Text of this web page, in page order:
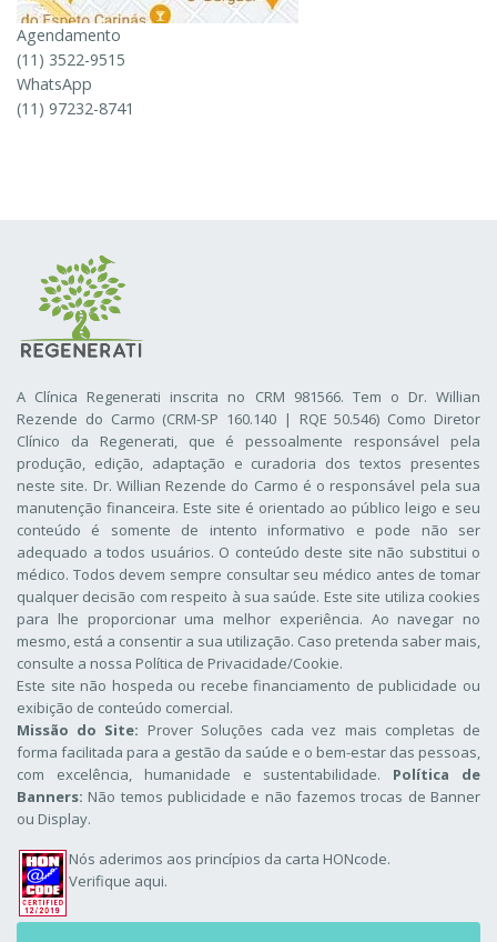
Agendamento
(11) 3522-9515
WhatsApp
(11) 97232-8741
A Clínica Regenerati inscrita no CRM 981566. Tem o Dr. Willian
Rezende do Carmo (CRM-SP 160.140 | RQE 50.546) Como Diretor
Clínico da Regenerati, que é pessoalmente responsável pela
produção, edição, adaptação e curadoria dos textos presentes
neste site. Dr. Willian Rezende do Carmo é o responsável pela sua
manutenção financeira. Este site é orientado ao público leigo e seu
conteúdo é somente de intento informativo e pode não ser
adequado a todos usuários. O conteúdo deste site não substitui o
médico. Todos devem sempre consultar seu médico antes de tomar
qualquer decisão com respeito à sua saúde. Este site utiliza cookies
para lhe proporcionar uma melhor experiência. Ao navegar no
mesmo, está a consentir a sua utilização. Caso pretenda saber mais,
consulte a nossa Política de Privacidade/Cookie.
Este site não hospeda ou recebe financiamento de publicidade ou
exibição de conteúdo comercial.
Missão do Site: Prover Soluções cada vez mais completas de
forma facilitada para a gestão da saúde e o bem-estar das pessoas,
com excelência, humanidade e sustentabilidade. Política de
Banners: Não temos publicidade e não fazemos trocas de Banner
ou Display.
Nós aderimos aos princípios da carta HONcode.
Verifique aqui.